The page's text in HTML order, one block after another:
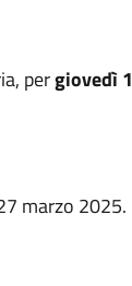
pergiovedì
marzo 2025.